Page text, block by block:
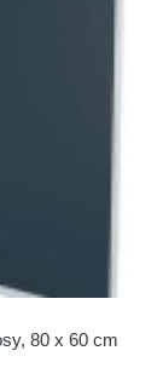
80 x 60 cm